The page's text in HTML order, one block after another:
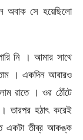
অবাক সে হয়েছিলো
নি । আমার সাথে
। একদিন আবারও
রাতে । ওর ঠোঁটে
তারপর হঠাৎ করেই
একটা তীব্র আকঙ্ক